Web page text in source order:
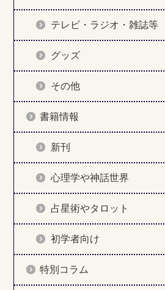
テレビ・ラジオ・雑誌等
グッズ
その他
書籍情報
新刊
心理学や神話世界
占星術やタロット
初学者向け
特別コラム